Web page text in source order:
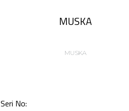
MUSKA
MUSKA
Seri No: